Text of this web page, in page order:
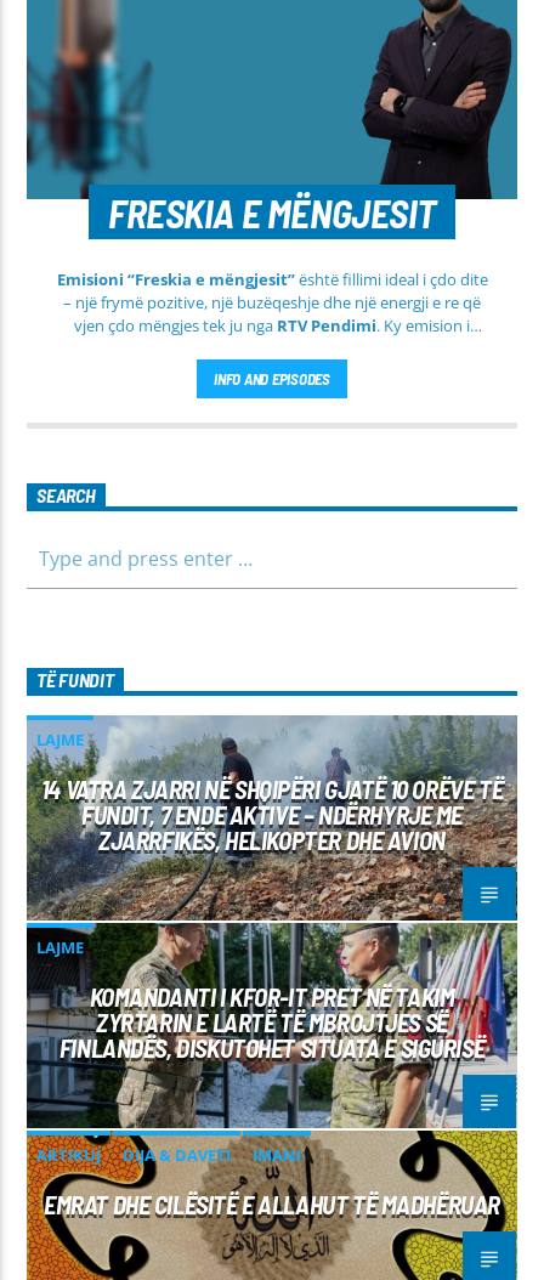
FRESKIA E MËNGJESIT
Emisioni “Freskia e mëngjesit”është fillimi ideal i çdo dite
– një frymë pozitive, një buzëqeshje dhe një energji e re që
vjen çdo mëngjes tek ju nga RTV Pendimi. Ky emision i
informues dhe më të ngrohtë, duke ju shoqëruar në orët e
para të ditës me përmbajtje të larmishme dhe të dobishme
për të gjithë familjen.
INFO AND EPISODES
SEARCH
TË FUNDIT
LAJME
14 VATRA ZJARRI NË SHQIPËRI GJATË 10 ORËVE TË
FUNDIT, 7 ENDE AKTIVE – NDËRHYRJE ME
ZJARRFIKËS, HELIKOPTER DHE AVION
LAJME
KOMANDANTI I KFOR-IT PRET NË TAKIM
ZYRTARIN E LARTË TË MBROJTJES SË
FINLANDËS, DISKUTOHET SITUATA E SIGURISË
ARTIKUJ DIJA & DAVETI IMANI
EMRAT DHE CILËSITË E ALLAHUT TË MADHËRUAR